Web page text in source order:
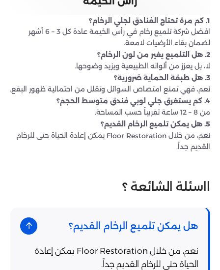
1. كم مرة تحتاج الفنادق لجلي الرخام؟
افضل شركة تلميع رخام في رأس الخيمة عادة كل 3 – 6 أشهر
لضمان بقاء الأرضيات لامعة.
2. هل التلميع يغير من لون الرخام؟
لا، بل يعزز من ألوانه الطبيعية ويزيد وضوحها.
3. هل طبقة الحماية ضرورية؟
نعم، فهي تمنع امتصاص السوائل وتقلل من احتمالية ظهور البقع.
4. كم يستغرق جلي لوبي فندق متوسط الحجم؟
من 8 – 12 ساعة تقريباً حسب المساحة.
5. هل يمكن تلميع الرخام القديم؟
نعم، من خلال Floor Restoration يمكن إعادة الحياة حتى للرخام
القديم جداً.
ااسئلة الشائعة ؟
هل يمكن تلميع الرخام القديم؟
نعم، من خلال Floor Restoration يمكن إعادة
الحياة حتى للرخام القديم جداً.